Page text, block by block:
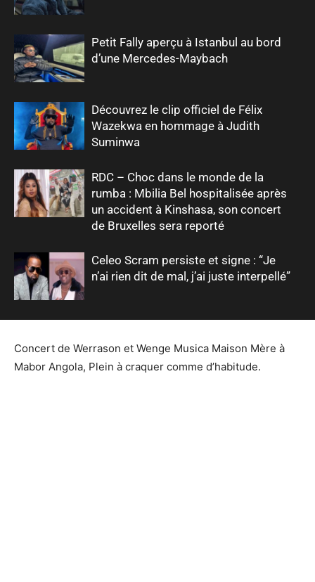
Petit Fally aperçu à Istanbul au bord
d’une Mercedes-Maybach
Découvrez le clip officiel de Félix
Wazekwa en hommage à Judith
Suminwa
RDC – Choc dans le monde de la
rumba : Mbilia Bel hospitalisée après
un accident à Kinshasa, son concert
de Bruxelles sera reporté
Celeo Scram persiste et signe : “Je
n’ai rien dit de mal, j’ai juste interpellé”
Concert de Werrason et Wenge Musica Maison Mère à
Mabor Angola, Plein à craquer comme d’habitude.